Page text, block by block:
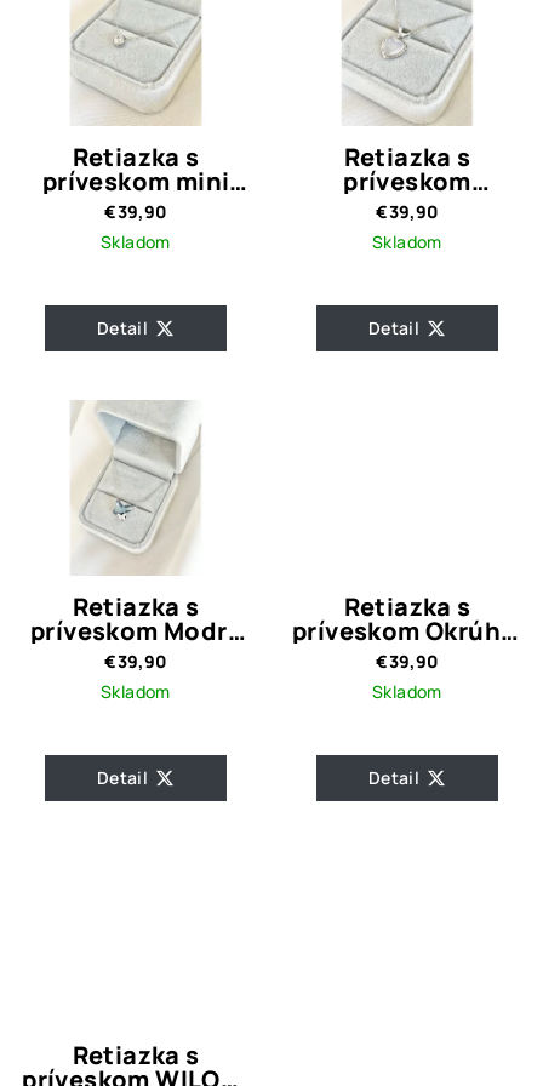
Retiazka s
príveskom mini
Kryštálik-striebro
925
€39,90
Skladom
Detail
Retiazka s
príveskom
Priesvitné
Srdiečko-striebro
925
€39,90
Skladom
Detail
Retiazka s
príveskom Modrý
Motýľ-striebro
925
€39,90
Skladom
Detail
Retiazka s
príveskom Okrúhly
Kryštálik-striebro
925
€39,90
Skladom
Detail
Retiazka s
príveskom WILOU-